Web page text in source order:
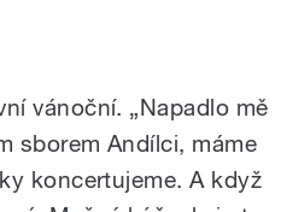
vánoční. „Napadlo mě
sborem Andílci, máme
koncertujeme. A když